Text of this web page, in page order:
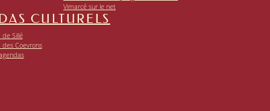
Vimarcé sur le net
CULTURELS
Sillé
Coevrons